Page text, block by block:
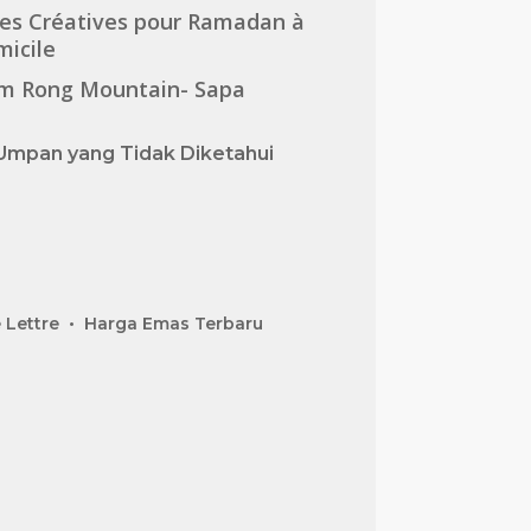
Créatives pour Ramadan à
Rong Mountain- Sapa
yang Tidak Diketahui
Lettre Harga Emas Terbaru